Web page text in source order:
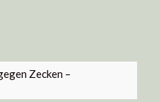
Zecken –